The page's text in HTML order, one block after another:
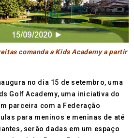
comanda a Kids Academy a partir
no dia 15 de setembro, uma
Golf Academy, uma iniciativa do
parceira com a Federação
para meninos e meninas de até
serão dadas em um espaço